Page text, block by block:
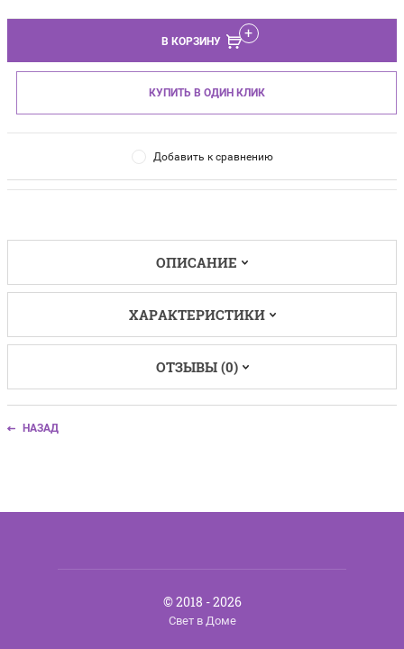
В КОРЗИНУ
КУПИТЬ В ОДИН КЛИК
Добавить к сравнению
ОПИСАНИЕ
ХАРАКТЕРИСТИКИ
ОТЗЫВЫ (0)
НАЗАД
© 2018 - 2026
Свет в Доме